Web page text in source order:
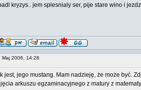
kryzys.. jem splesnialy ser, pije stare wino i
Maj 2006, 14:28
jest, jego mustang. Mam nadzieję, że może być.
arkuszu egzaminacyjnego z matury z